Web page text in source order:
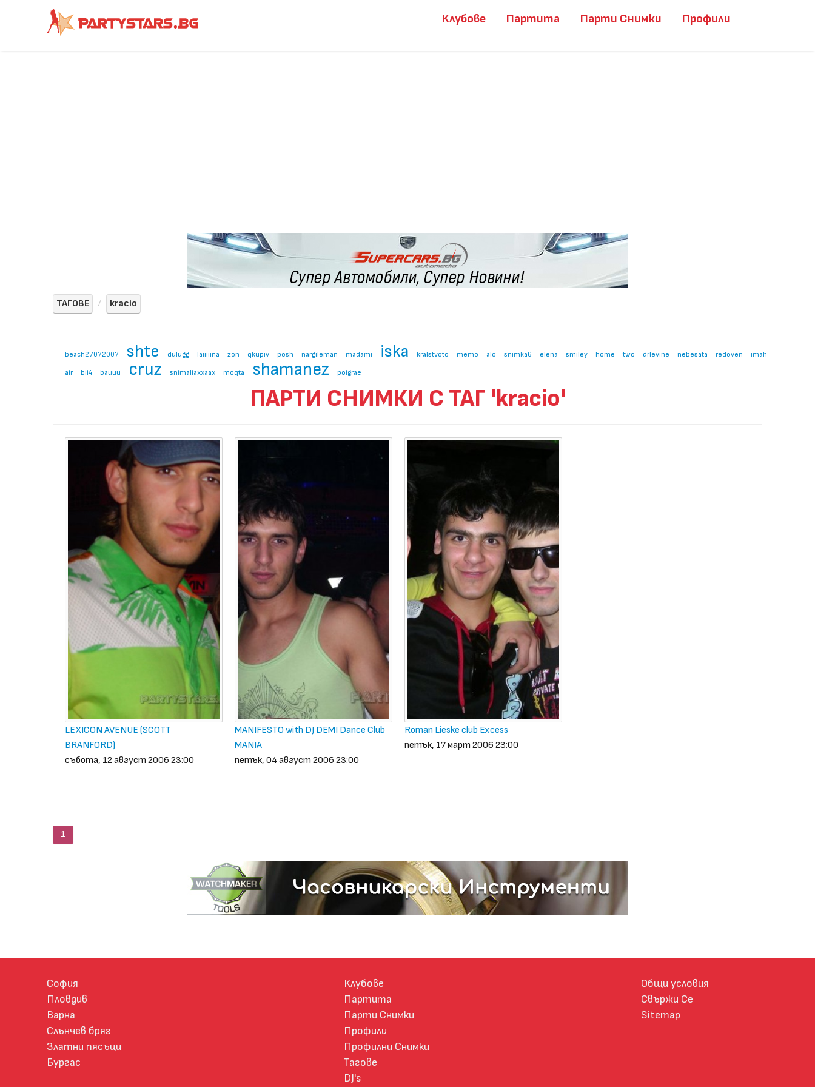
Клубове Партита Парти Снимки Профили
ТАГОВЕ kracio
beach27072007 shte dulugg laiiiiina zon qkupiv posh nargileman madami iska kralstvoto memo alo snimka6 elena smiley home two drlevine nebesata redoven
imah
air
bii4 bauuu cruz snimaliaxxaax moqta shamanez poigrae
ПАРТИ СНИМКИ С ТАГ 'kracio'
LEXICON AVENUE (SCOTT
BRANFORD)
събота, 12 август 2006 23:00
MANIFESTO with DJ DEMI Dance Club
MANIA
петък, 04 август 2006 23:00
Roman Lieske club Excess
петък, 17 март 2006 23:00
1
София
Пловдив
Варна
Слънчев бряг
Златни пясъци
Бургас
Клубове
Партита
Парти Снимки
Профили
Профилни Снимки
Тагове
DJ's
Общи условия
Свържи Се
Sitemap